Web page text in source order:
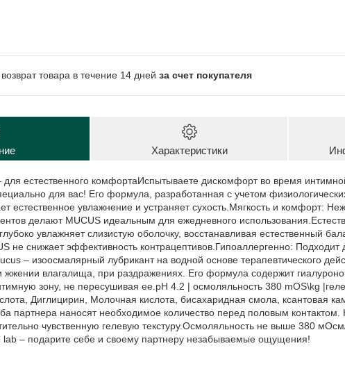
возврат товара в течение 14 дней за счет покупателя
Характеристики
естественного комфортаИспытываете дискомфорт во время
для вас! Его формула, разработанная с учетом
естественное увлажнение и устраняет сухость.Мягкость и комфорт:
делают MUCUS идеальным для ежедневного
увлажняет слизистую оболочку, восстанавливая естественный
не снижает эффективность контрацептивов.Гипоаллергенно:
– изоосмалярный лубрикант на водной основе терапевтического
жжении влагалища, при раздражениях. Его формула содержит
зону, не пересушивая ее.pH 4.2 | осмоляльность 380 mOS\kg
Диглицирин, Молочная кислота, бисахаридная смола, ксантовая
партнера наносят необходимое количество перед половым контактом.
чувственную гелевую текстуру.Осмоляльность не выше 380
– подарите себе и своему партнеру незабываемые ощущения!